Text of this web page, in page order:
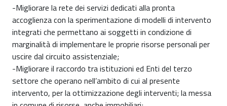
-Migliorare la rete dei servizi dedicati alla pronta
accoglienza con la sperimentazione di modelli di intervento
integrati che permettano ai soggetti in condizione di
marginalità di implementare le proprie risorse personali per
uscire dal circuito assistenziale;
-Migliorare il raccordo tra istituzioni ed Enti del terzo
settore che operano nell’ambito di cui al presente
intervento, per la ottimizzazione degli interventi; la messa